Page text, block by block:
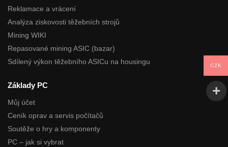
Reklamace a vrácení
Analýza ziskovosti těžebních strojů
Mining WIKI
Repasované mining ASIC (bazar)
Sdílený výkon těžebního ASICu na housingu
Základy PC
Můj účet
Ceník oprav a servis počítačů
Soutěže o hry a komponenty
PC – jak si vybrat
CZK